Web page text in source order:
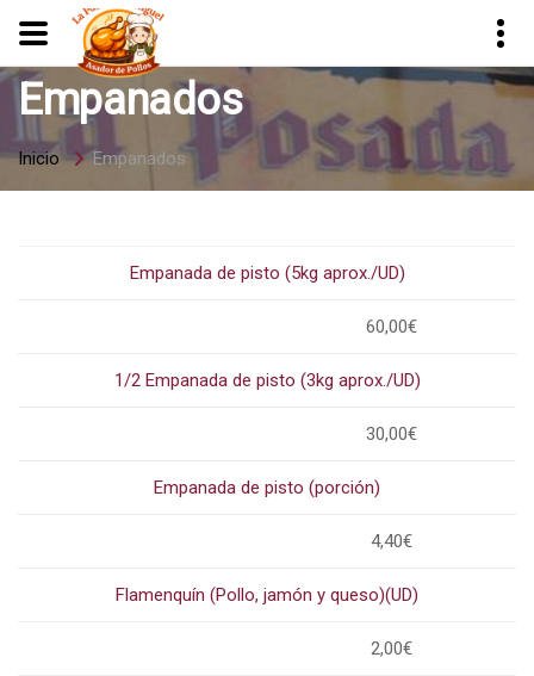
Empanados
Inicio Empanados
Empanada de pisto (5kg aprox./UD)
60,00€
1/2 Empanada de pisto (3kg aprox./UD)
30,00€
Empanada de pisto (porción)
4,40€
Flamenquín (Pollo, jamón y queso)(UD)
2,00€